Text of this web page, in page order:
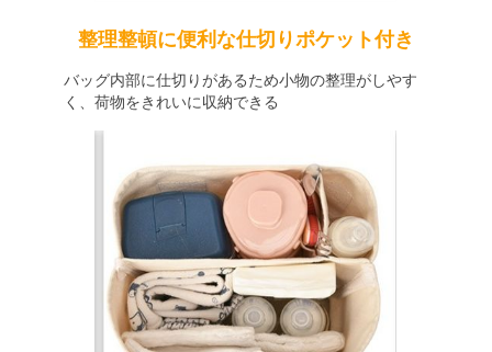
整理整頓に便利な仕切りポケット付き
バッグ内部に仕切りがあるため小物の整理がしやす
く、荷物をきれいに収納できる